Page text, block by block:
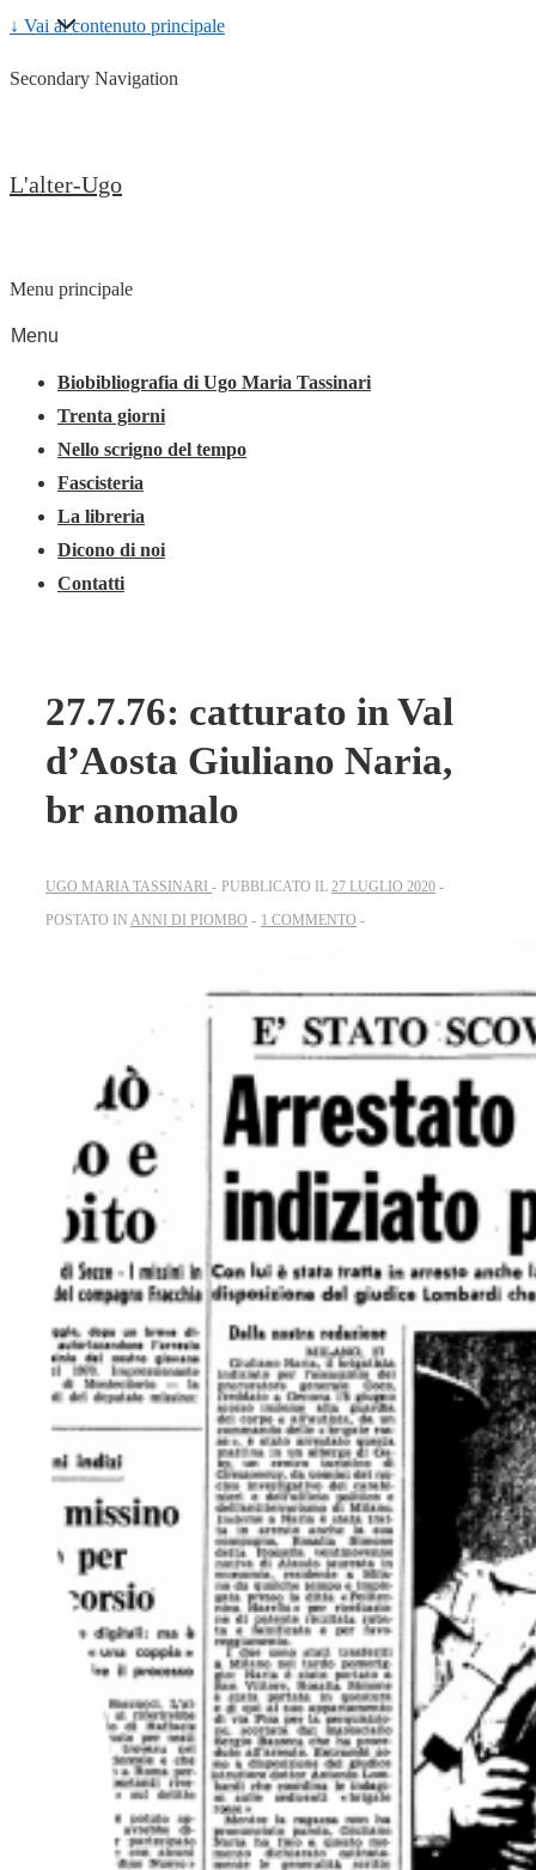
↓ Vai al contenuto principale
Secondary Navigation
L'alter-Ugo
Menu principale
Menu
Biobibliografia di Ugo Maria Tassinari
Trenta giorni
Nello scrigno del tempo
Fascisteria
La libreria
Dicono di noi
Contatti
27.7.76: catturato in Val
d’Aosta Giuliano Naria,
br anomalo
UGO MARIA TASSINARI PUBBLICATO IL 27 LUGLIO 2020
POSTATO IN ANNI DI PIOMBO 1 COMMENTO